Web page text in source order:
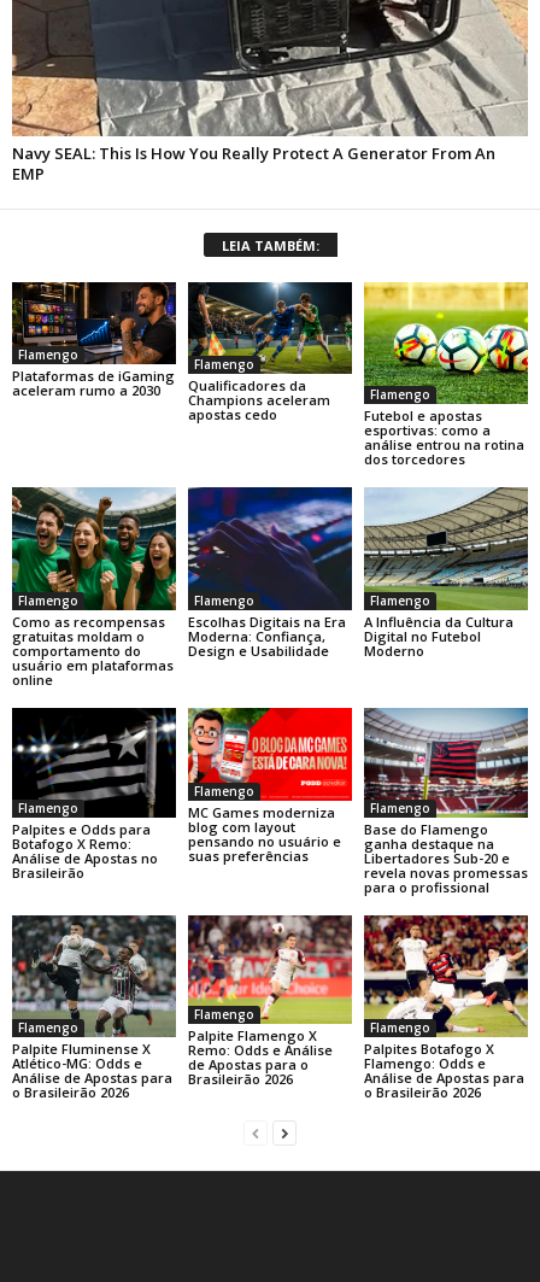
LEIA TAMBÉM:
Flamengo
Plataformas de iGaming
aceleram rumo a 2030
Flamengo
Qualificadores da
Champions aceleram
apostas cedo
Flamengo
Futebol e apostas
esportivas: como a
análise entrou na rotina
dos torcedores
Flamengo
Como as recompensas
gratuitas moldam o
comportamento do
usuário em plataformas
online
Flamengo
Escolhas Digitais na Era
Moderna: Confiança,
Design e Usabilidade
Flamengo
A Influência da Cultura
Digital no Futebol
Moderno
Flamengo
Palpites e Odds para
Botafogo X Remo:
Análise de Apostas no
Brasileirão
Flamengo
MC Games moderniza
blog com layout
pensando no usuário e
suas preferências
Flamengo
Base do Flamengo
ganha destaque na
Libertadores Sub-20 e
revela novas promessas
para o profissional
Flamengo
Palpite Fluminense X
Atlético-MG: Odds e
Análise de Apostas para
o Brasileirão 2026
Flamengo
Palpite Flamengo X
Remo: Odds e Análise
de Apostas para o
Brasileirão 2026
Flamengo
Palpites Botafogo X
Flamengo: Odds e
Análise de Apostas para
o Brasileirão 2026